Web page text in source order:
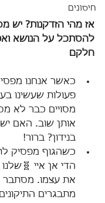
חיסונים
אז מהי הזדקנות? יש
להסתכל על הנושא
חלקם
כאשר אנחנו
פעולות שעשינו
מסויים כבר לא
אותן שוב. האם
בנידון? ברור!
כשהגוף מפסיק
הדי אן איי
את עצמו. מסתבר
מתבגרים